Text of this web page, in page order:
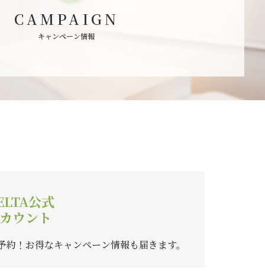
CAMPAIGN
キャンペーン情報
公式
ウント
約！ お得なキャンペーン情報も届きます。